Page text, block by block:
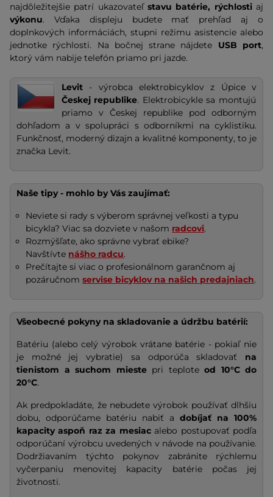
najdôležitejšie patrí ukazovateľ stavu batérie, rýchlostiaj
výkonu. Vďaka displeju budete mať prehľad aj o
doplnkových informáciách, stupni režimu asistencie alebo
jednotke rýchlosti. Na bočnej strane nájdete USB port,
ktorý vám nabije telefón priamo pri jazde.
Levit - výrobca elektrobicyklov z Úpice v
Českej republike. Elektrobicykle sa montujú
priamo v Českej republike pod odborným
dohľadom a v spolupráci s odborníkmi na cyklistiku.
Funkčnosť, moderný dizajn a kvalitné komponenty, to je
značka Levit.
Naše tipy - mohlo by Vás zaujímať:
Neviete si rady s výberom správnej veľkosti a typu
bicykla? Viac sa dozviete v našom radcovi.
Rozmýšľate, ako správne vybrať ebike?
Navštívte nášho radcu.
Prečítajte si viac o profesionálnom garančnom aj
pozáručnomservise bicyklov na našich predajniach.
Všeobecné pokyny na skladovanie a údržbu batérií:
Batériu (alebo celý výrobok vrátane batérie - pokiaľ nie
je možné jej vybratie) sa odporúča skladovať na
tienistom a suchom miestepri teplote od 10°C do
20°C.
Ak predpokladáte, že nebudete výrobok používať dlhšiu
dobu, odporúčame batériu nabiť a dobíjať na 100%
kapacity aspoň raz za mesiacalebo postupovať podľa
odporúčaní výrobcu uvedených v návode na používanie.
Dodržiavaním týchto pokynov zabránite rýchlemu
vyčerpaniu menovitej kapacity batérie počas jej
životnosti.